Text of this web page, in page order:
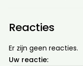
Reacties
Er zijn geen reacties.
Uw reactie: